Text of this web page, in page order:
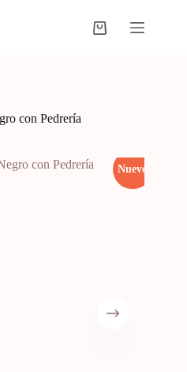
con Pedrería
Nuevo